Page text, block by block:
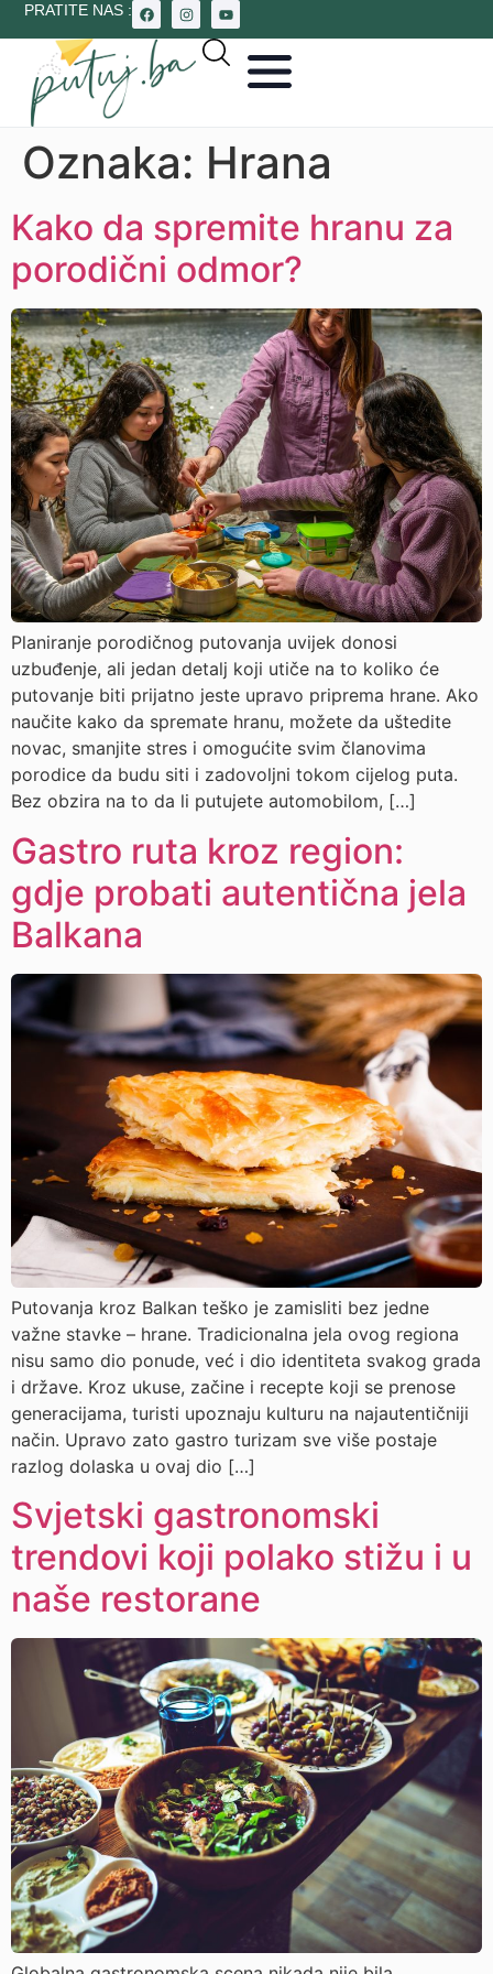
PRATITE NAS :
Oznaka: Hrana
Kako da spremite hranu za
porodični odmor?
Planiranje porodičnog putovanja uvijek donosi
uzbuđenje, ali jedan detalj koji utiče na to koliko će
putovanje biti prijatno jeste upravo priprema hrane. Ako
naučite kako da spremate hranu, možete da uštedite
novac, smanjite stres i omogućite svim članovima
porodice da budu siti i zadovoljni tokom cijelog puta.
Bez obzira na to da li putujete automobilom, […]
Gastro ruta kroz region:
gdje probati autentična jela
Balkana
Putovanja kroz Balkan teško je zamisliti bez jedne
važne stavke – hrane. Tradicionalna jela ovog regiona
nisu samo dio ponude, već i dio identiteta svakog grada
i države. Kroz ukuse, začine i recepte koji se prenose
generacijama, turisti upoznaju kulturu na najautentičniji
način. Upravo zato gastro turizam sve više postaje
razlog dolaska u ovaj dio […]
Svjetski gastronomski
trendovi koji polako stižu i u
naše restorane